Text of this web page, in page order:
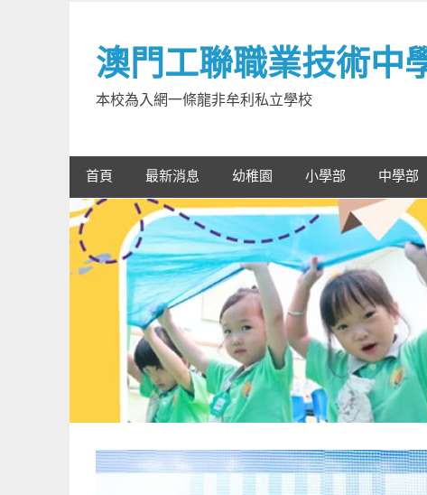
content澳門工聯職業技術中
本校為入網一條龍非牟利私立學校
首頁 最新消息 幼稚園 小學部 中學部